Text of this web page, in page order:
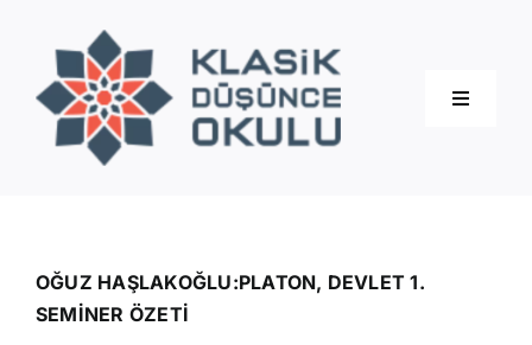
content
Toggle
Eğitimler
OĞUZ HAŞLAKOĞLU:PLATON, DEVLET 1.
SEMİNER ÖZETİ